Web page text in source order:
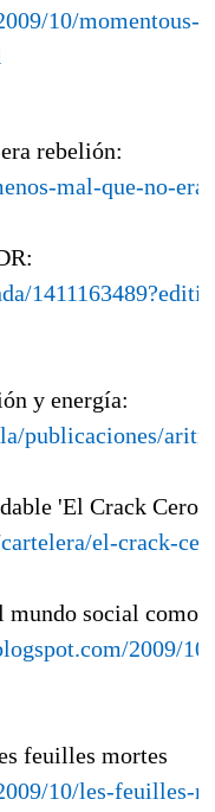
10/momentous-
rebelión:
mal-que-no-
y energía:
publicaciones/
'El Crack Cero'
el-crack-
mundo social como
2009/
feuilles mortes
10/les-feuilles-